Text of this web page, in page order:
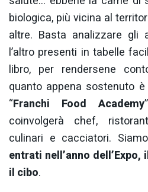
biologica, più vicina al
altre. Basta analizzare gli
l’altro presenti in tabelle
libro, per rendersene
quanto appena sostenuto
“Franchi Food Academy
coinvolgerà chef,
culinari e cacciatori.
entrati nell’anno
il cibo.